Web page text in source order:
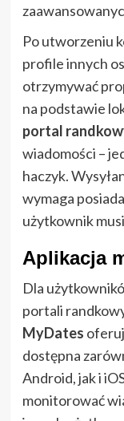
Po utworzeniu
profile innych
otrzymywać
na podstawie
portal
wiadomości –
haczyk.
wymaga
użytkownik
Aplikacja
Dla
portali
MyDates
dostępna
Android, jak i
monitorować